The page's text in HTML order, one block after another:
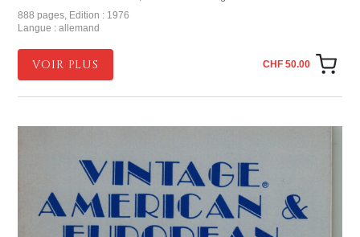
888 pages, Edition : 1976
Langue : allemand
VOIR PLUS CHF 50.00